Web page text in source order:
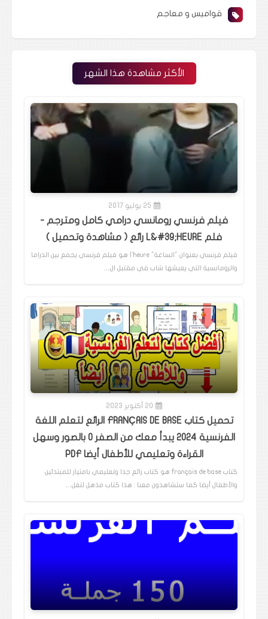
قواميس و معاجم
الأكثر مشاهدة هذا الشهر
25 يوليو 2017
فيلم فرنسي رومانسي درامي كامل ومترجم -
فلم L&#39;HEURE رائع ( مشاهدة وتحميل )
فيلم فرنسي بعنوان "الساعة" l'heure هو فيلم فرنسي يجمع بين الدراما
والرومانسية التي يعيشها شاب في مقتبل ال…
20 أكتوبر 2023
تحميل كتاب FRANÇAIS DE BASE الرائع لتعلم اللغة
الفرنسية 2024 يبدأ معك من الصفر 0 بالصور وسهل
القراءة وتعليمي للأطفال أيضا PDF
كتاب français de base هو كتاب رائع جدا وتعليمي بامتياز للمبتدئين
والأطفال أيضا كما ستشاهدون معنا : هذا كتاب مذهل لتعل…